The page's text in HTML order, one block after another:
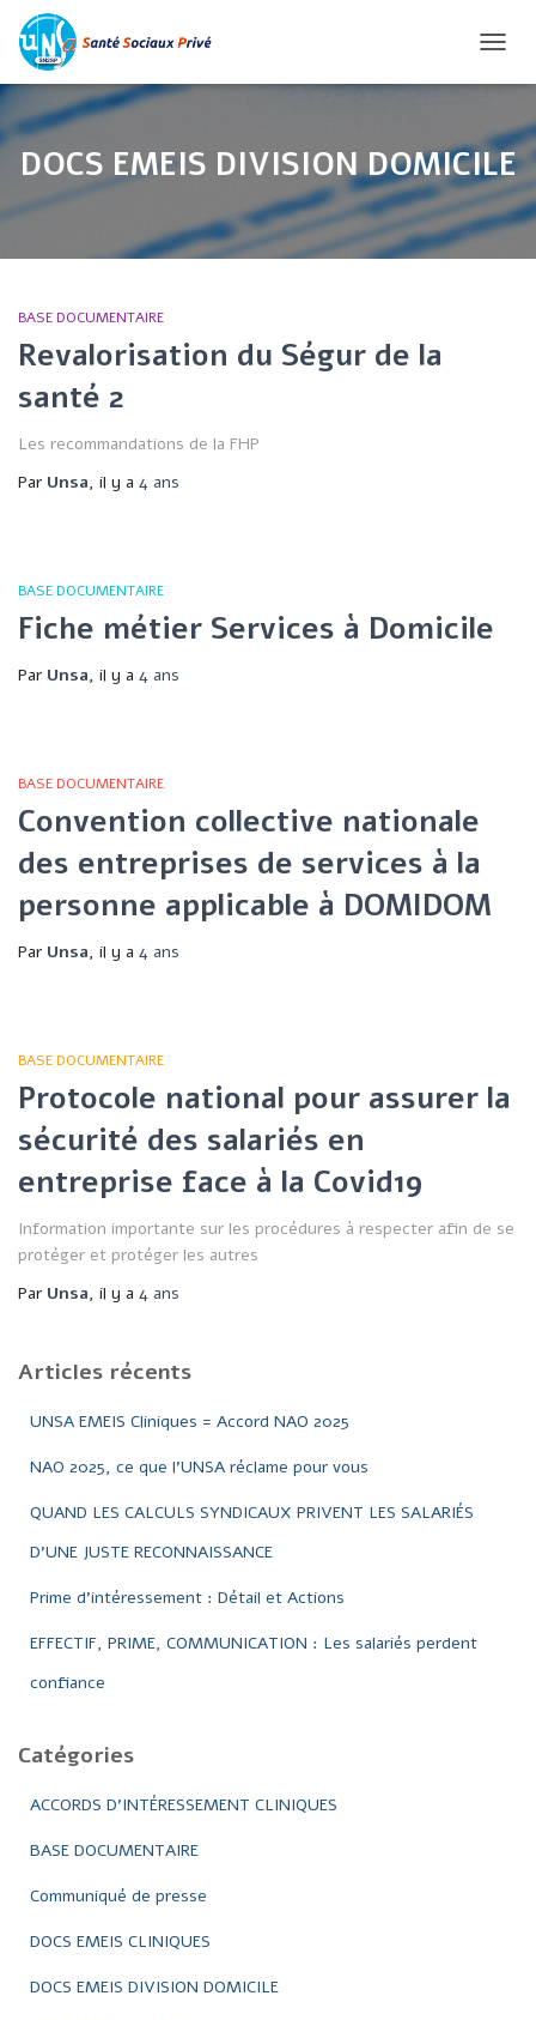
LA
DOCS EMEIS DIVISION DOMICILE
BASE DOCUMENTAIRE
Revalorisation du Ségur de la
santé 2
Les recommandations de la FHP
Par Unsa, il y a 4 ans
BASE DOCUMENTAIRE
Fiche métier Services à Domicile
Par Unsa, il y a 4 ans
BASE DOCUMENTAIRE
Convention collective nationale
des entreprises de services à la
personne applicable à DOMIDOM
Par Unsa, il y a 4 ans
BASE DOCUMENTAIRE
Protocole national pour assurer la
sécurité des salariés en
entreprise face à la Covid19
Information importante sur les procédures à respecter afin de se
protéger et protéger les autres
Par Unsa, il y a 4 ans
Articles récents
UNSA EMEIS Cliniques = Accord NAO 2025
NAO 2025, ce que l’UNSA réclame pour vous
QUAND LES CALCULS SYNDICAUX PRIVENT LES SALARIÉS
D’UNE JUSTE RECONNAISSANCE
Prime d’intéressement : Détail et Actions
EFFECTIF, PRIME, COMMUNICATION : Les salariés perdent
confiance
Catégories
ACCORDS D'INTÉRESSEMENT CLINIQUES
BASE DOCUMENTAIRE
Communiqué de presse
DOCS EMEIS CLINIQUES
DOCS EMEIS DIVISION DOMICILE